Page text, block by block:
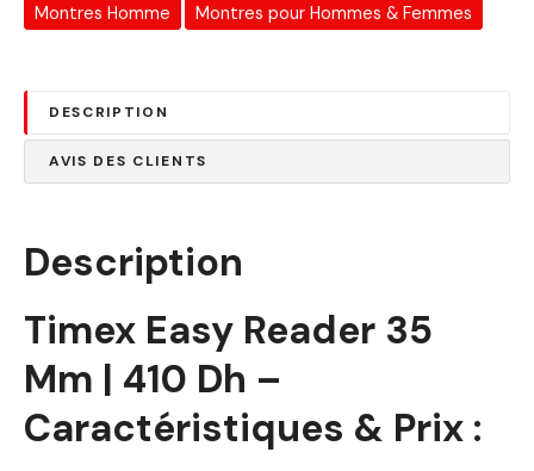
Montres Homme
Montres pour Hommes & Femmes
DESCRIPTION
AVIS DES CLIENTS
Description
Timex Easy Reader 35
Mm | 410 Dh –
Caractéristiques & Prix :